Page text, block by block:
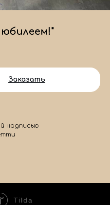
Заказать
надписью
Tilda